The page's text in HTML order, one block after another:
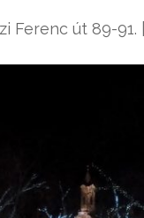
Ferenc út 89-91.